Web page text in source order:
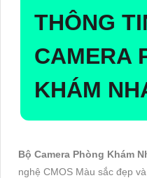
THÔNG
CAMERA
KHÁM
Bộ Camera Phòng Khám
nghệ CMOS Màu sắc đẹp